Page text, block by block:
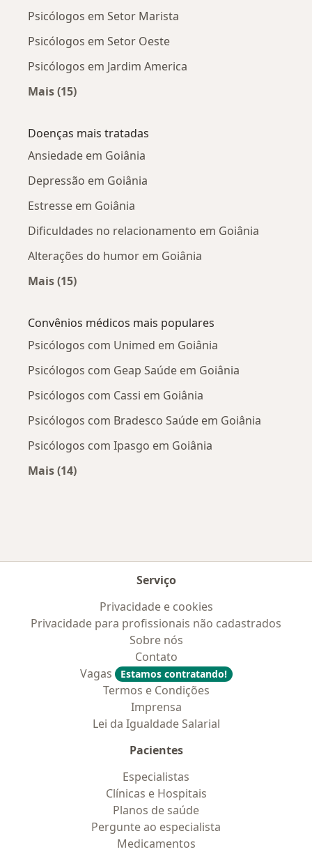
Psicólogos em Setor Marista
Psicólogos em Setor Oeste
Psicólogos em Jardim America
Mais (15)
Doenças mais tratadas
Ansiedade em Goiânia
Depressão em Goiânia
Estresse em Goiânia
Dificuldades no relacionamento em Goiânia
Alterações do humor em Goiânia
Mais (15)
Convênios médicos mais populares
Psicólogos com Unimed em Goiânia
Psicólogos com Geap Saúde em Goiânia
Psicólogos com Cassi em Goiânia
Psicólogos com Bradesco Saúde em Goiânia
Psicólogos com Ipasgo em Goiânia
Mais (14)
Serviço
Privacidade e cookies
Privacidade para profissionais não cadastrados
Sobre nós
Contato
Vagas
Estamos contratando!
Termos e Condições
Imprensa
Lei da Igualdade Salarial
Pacientes
Especialistas
Clínicas e Hospitais
Planos de saúde
Pergunte ao especialista
Medicamentos